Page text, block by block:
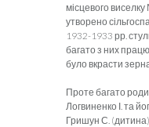
місцевого
утворено
1932-1933 рр.
багато з них
було вкрасти
Проте багато
Логвиненко І. та
Гришун С.